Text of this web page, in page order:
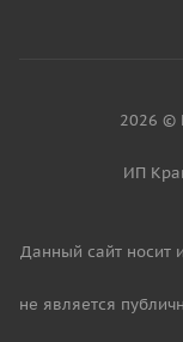
2026 ©
ИП
Данный сайт носит
не является